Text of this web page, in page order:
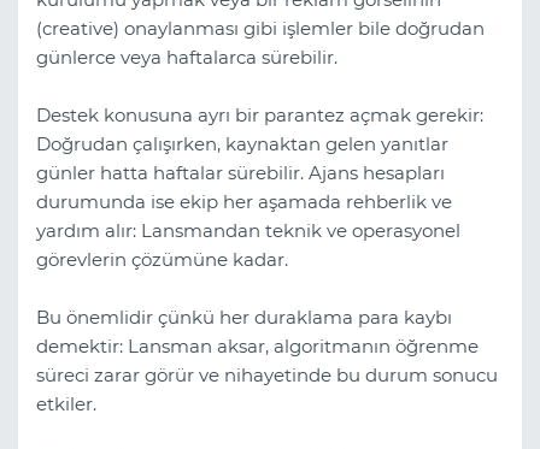
(creative) onaylanması gibi işlemler bile doğrudan
günlerce veya haftalarca sürebilir.
Destek konusuna ayrı bir parantez açmak gerekir:
Doğrudan çalışırken, kaynaktan gelen yanıtlar
günler hatta haftalar sürebilir. Ajans hesapları
durumunda ise ekip her aşamada rehberlik ve
yardım alır: Lansmandan teknik ve operasyonel
görevlerin çözümüne kadar.
Bu önemlidir çünkü her duraklama para kaybı
demektir: Lansman aksar, algoritmanın öğrenme
süreci zarar görür ve nihayetinde bu durum sonucu
etkiler.